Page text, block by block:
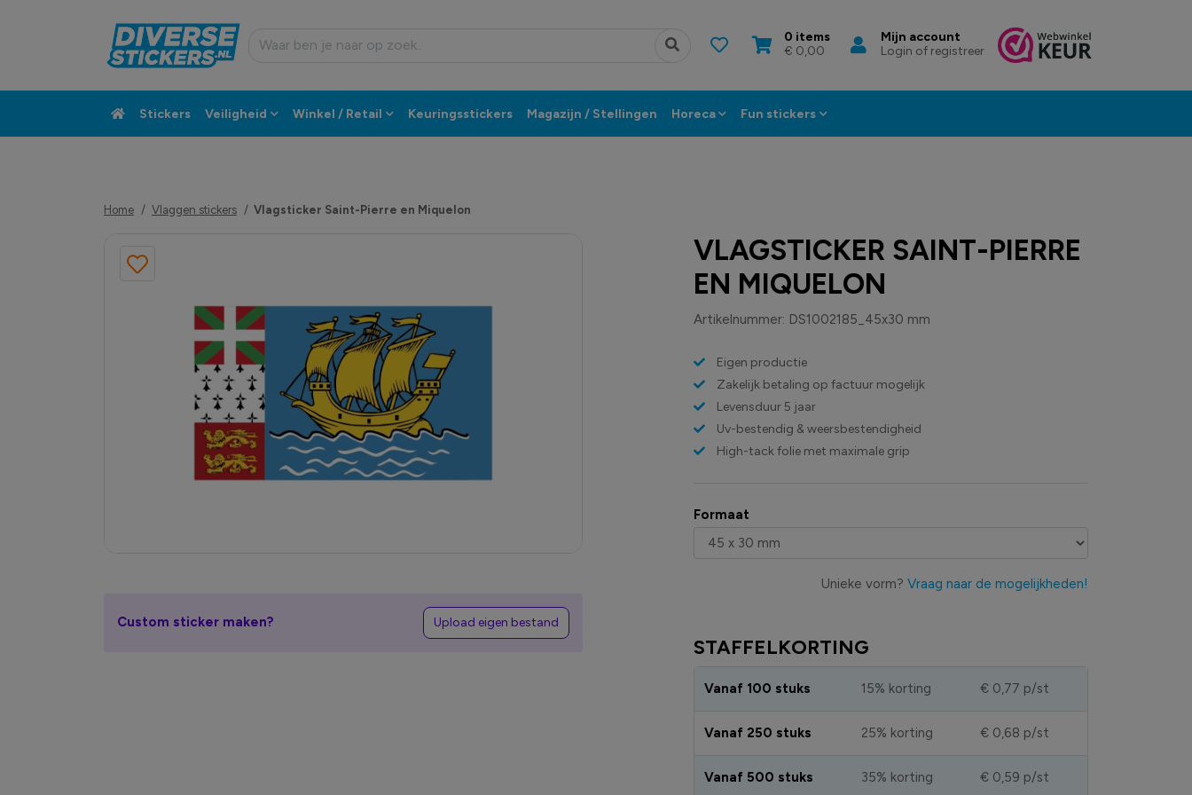
0 items
€ 0,00
Mijn account
Login of registreer
Stickers Veiligheid Winkel / Retail Keuringsstickers Magazijn / Stellingen Horeca Fun stickers
Home Vlaggen stickers Vlagsticker Saint-Pierre en Miquelon
VLAGSTICKER SAINT-PIERRE
EN MIQUELON
Artikelnummer: DS1002185_45x30 mm
Eigen productie
Zakelijk betaling op factuur mogelijk
Levensduur 5 jaar
Uv-bestendig & weersbestendigheid
High-tack folie met maximale grip
Formaat
Unieke vorm? Vraag naar de mogelijkheden!
STAFFELKORTING
Vanaf 100 stuks 15% korting € 0,77 p/st
Vanaf 250 stuks 25% korting € 0,68 p/st
Vanaf 500 stuks 35% korting € 0,59 p/st
Custom sticker maken? Upload eigen bestand